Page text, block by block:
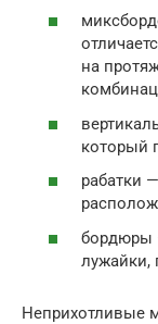
на
который
рабатки
бордюры
лужайки,
Неприхотливые